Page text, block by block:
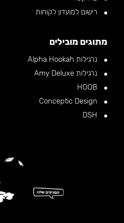
רישום למועדון לקוחות
מתוגים מובילים
נרגילות Alpha Hookah
נרגילות Amy Deluxe